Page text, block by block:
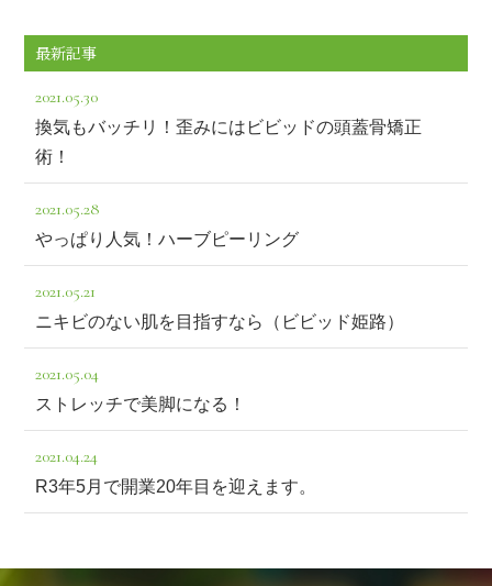
最新記事
2021.05.30
換気もバッチリ！歪みにはビビッドの頭蓋骨矯正
術！
2021.05.28
やっぱり人気！ハーブピーリング
2021.05.21
ニキビのない肌を目指すなら（ビビッド姫路）
2021.05.04
ストレッチで美脚になる！
2021.04.24
R3年5月で開業20年目を迎えます。